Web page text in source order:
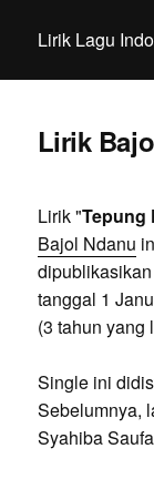
Lirik Lagu
Lirik
Lirik "Tepung
Bajol Ndanu
tanggal 1
(3 tahun yang
Single ini
Sebelumnya,
Syahiba